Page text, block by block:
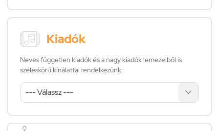
Kiadók
Neves független kiadók és a nagy kiadók lemezeiből is
széleskörű kínálattal rendelkezünk: